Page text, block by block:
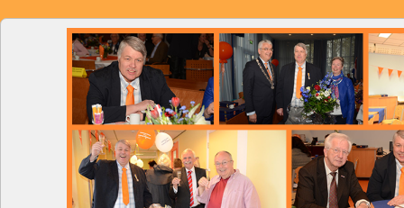
SSV
Klim-